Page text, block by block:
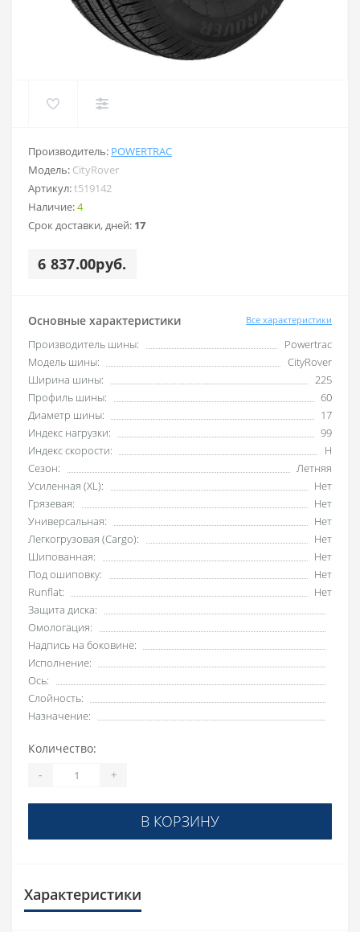
Производитель: POWERTRAC
Модель: CityRover
Артикул:t519142
Наличие:4
Срок доставки, дней: 17
6 837.00руб.
Основные характеристики Все характеристики
Производитель шины:
Powertrac
Модель шины:
CityRover
Ширина шины:
225
Профиль шины:
60
Диаметр шины:
17
Индекс нагрузки:
99
Индекс скорости:
H
Сезон:
Летняя
Усиленная (XL):
Нет
Грязевая:
Нет
Универсальная:
Нет
Легкогрузовая (Cargo):
Нет
Шипованная:
Нет
Под ошиповку:
Нет
Runflat:
Нет
Защита диска:
Омологация:
Надпись на боковине:
Исполнение:
Ось:
Слойность:
Назначение:
Количество:
- +
В КОРЗИНУ
Характеристики